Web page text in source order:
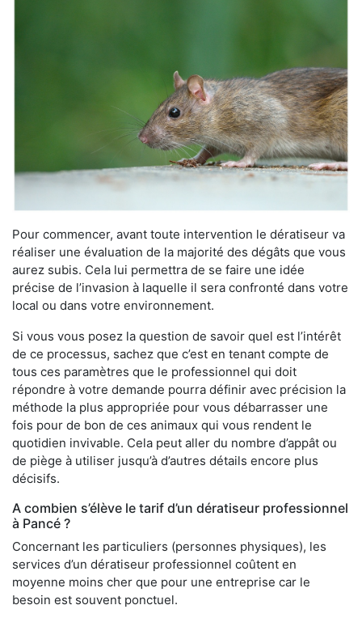
Pour commencer, avant toute intervention le dératiseur va
réaliser une évaluation de la majorité des dégâts que vous
aurez subis. Cela lui permettra de se faire une idée
précise de l’invasion à laquelle il sera confronté dans votre
local ou dans votre environnement.
Si vous vous posez la question de savoir quel est l’intérêt
de ce processus, sachez que c’est en tenant compte de
tous ces paramètres que le professionnel qui doit
répondre à votre demande pourra définir avec précision la
méthode la plus appropriée pour vous débarrasser une
fois pour de bon de ces animaux qui vous rendent le
quotidien invivable. Cela peut aller du nombre d’appât ou
de piège à utiliser jusqu’à d’autres détails encore plus
décisifs.
A combien s’élève le tarif d’un dératiseur professionnel
à Pancé ?
Concernant les particuliers (personnes physiques), les
services d’un dératiseur professionnel coûtent en
moyenne moins cher que pour une entreprise car le
besoin est souvent ponctuel.